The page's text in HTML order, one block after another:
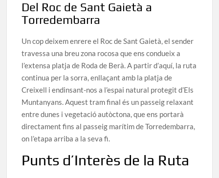
Del Roc de Sant Gaietà a
Torredembarra
Un cop deixem enrere el Roc de Sant Gaietà, el sender
travessa una breu zona rocosa que ens condueix a
l’extensa platja de Roda de Berà. A partir d’aquí, la ruta
continua per la sorra, enllaçant amb la platja de
Creixell i endinsant-nos a l’espai natural protegit d’Els
Muntanyans. Aquest tram final és un passeig relaxant
entre dunes i vegetació autòctona, que ens portarà
directament fins al passeig marítim de Torredembarra,
on l’etapa arriba a la seva fi.
Punts d’Interès de la Ruta